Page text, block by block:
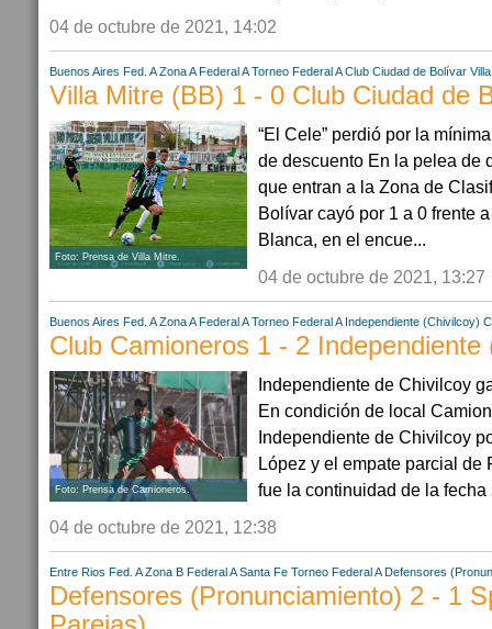
04 de octubre de 2021, 14:02
Buenos Aires Fed. A Zona A Federal A Torneo Federal A Club Ciudad de Bolívar
Villa Mitre (BB) 1 - 0 Club Ciudad de
Foto: Prensa de Villa Mitre.
“El Cele” perdió por la
de descuento En la pelea de
que entran a la Zona de
Bolívar cayó por 1 a 0 frente
Blanca, en el encue...
04 de octubre de 2021, 13:27
Buenos Aires Fed. A Zona A Federal A Torneo Federal A Independiente (Chivilcoy)
Club Camioneros 1 - 2 Independiente
Foto: Prensa de Camioneros.
Independiente de Chivilcoy
En condición de local
Independiente de Chivilcoy
López y el empate parcial de
fue la continuidad de la fecha
04 de octubre de 2021, 12:38
Entre Rios Fed. A Zona B Federal A Santa Fe Torneo Federal A Defensores
Defensores (Pronunciamiento) 2 - 1